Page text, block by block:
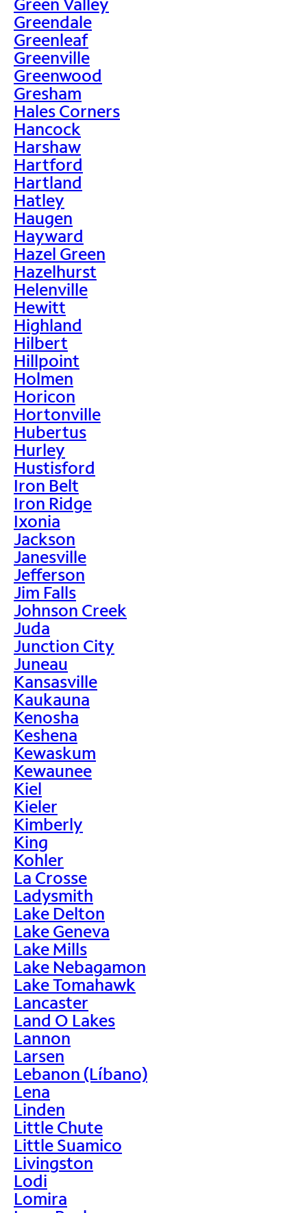
Greendale
Greenleaf
Greenville
Greenwood
Gresham
Hales Corners
Hancock
Harshaw
Hartford
Hartland
Hatley
Haugen
Hayward
Hazel Green
Hazelhurst
Helenville
Hewitt
Highland
Hilbert
Hillpoint
Holmen
Horicon
Hortonville
Hubertus
Hurley
Hustisford
Iron Belt
Iron Ridge
Ixonia
Jackson
Janesville
Jefferson
Jim Falls
Johnson Creek
Juda
Junction City
Juneau
Kansasville
Kaukauna
Kenosha
Keshena
Kewaskum
Kewaunee
Kiel
Kieler
Kimberly
King
Kohler
La Crosse
Ladysmith
Lake Delton
Lake Geneva
Lake Mills
Lake Nebagamon
Lake Tomahawk
Lancaster
Land O Lakes
Lannon
Larsen
Lebanon (Líbano)
Lena
Linden
Little Chute
Little Suamico
Livingston
Lodi
Lomira